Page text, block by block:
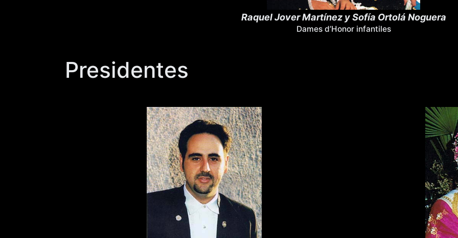
Raquel Jover Martínez y Sofía Ortolá Noguera
Dames d’Honor infantiles
Presidentes